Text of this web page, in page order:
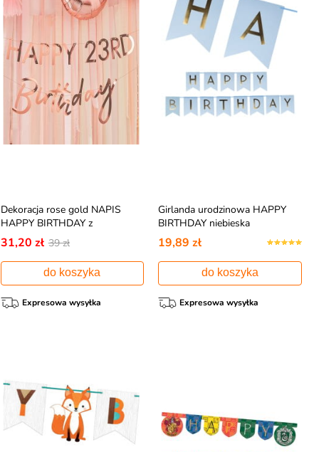
Dekoracja rose gold NAPIS
HAPPY BIRTHDAY z
personalizacją
31,20 zł 39 zł
do koszyka
Expresowa wysyłka
Girlanda urodzinowa HAPPY
BIRTHDAY niebieska
19,89 zł
do koszyka
Expresowa wysyłka